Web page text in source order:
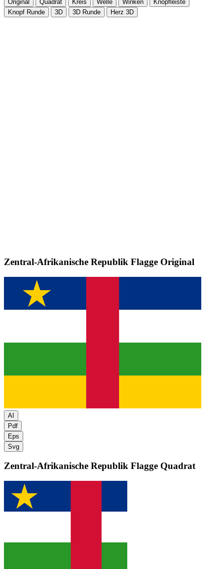
Original Quadrat Kreis Welle Winken
Knopfleiste
Knopf Runde
3D 3D Runde Herz 3D
Zentral-Afrikanische Republik Flagge Original
AI
Pdf
Eps
Svg
Zentral-Afrikanische Republik Flagge Quadrat